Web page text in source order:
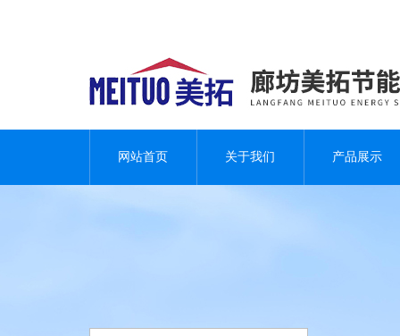
网站首页 关于我们 产品展示